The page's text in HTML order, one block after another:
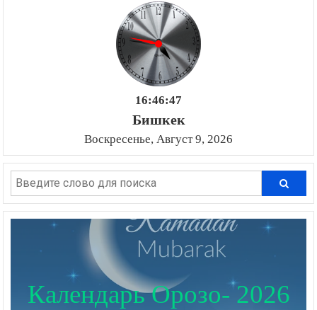
16:46:48
Бишкек
Воскресенье, Август 9, 2026
Календарь Орозо- 2026